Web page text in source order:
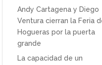
Andy Cartagena y Diego
Ventura cierran la Feria
Hogueras por la puerta
grande
La capacidad de un